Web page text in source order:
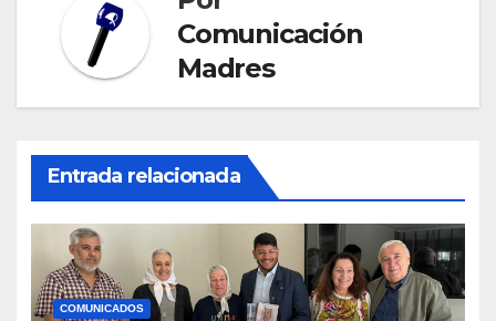
Comunicación
Madres
Entrada relacionada
COMUNICADOS